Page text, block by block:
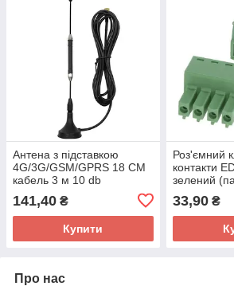
Антена з підставкою
4G/3G/GSM/GPRS 18 СМ
кабель 3 м 10 db
141,40 ₴
Купити
Роз'ємний
контакти
зелений
33,90₴
Про нас